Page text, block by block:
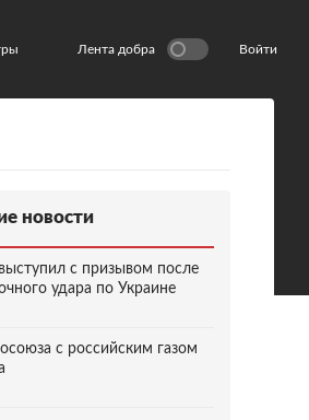
Лента добра Войти
новости
с призывом после
удара по Украине
с российским газом